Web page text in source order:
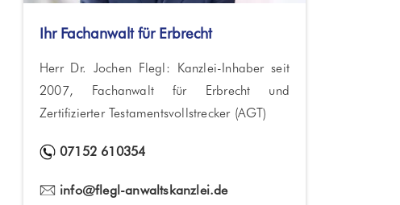
Ihr Fachanwalt für Erbrecht
Herr Dr. Jochen Flegl: Kanzlei-Inhaber seit
2007, Fachanwalt für Erbrecht und
Zertifizierter Testamentsvollstrecker (AGT)
07152 610354
info@flegl-anwaltskanzlei.de